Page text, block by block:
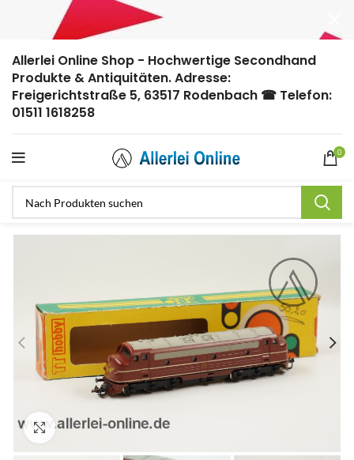
Allerlei Online Shop - Hochwertige Secondhand
Produkte & Antiquitäten. Adresse:
Freigerichtstraße 5, 63517 Rodenbach ☎ Telefon:
01511 1618258
0
Zum Vergrößern anklicken